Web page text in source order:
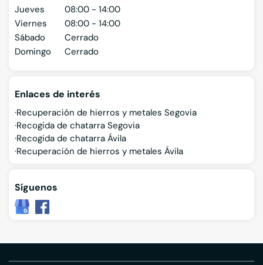
Jueves
08:00 - 14:00
Viernes
08:00 - 14:00
Sábado
Cerrado
Domingo
Cerrado
Enlaces de interés
Recuperación de hierros y metales Segovia
Recogida de chatarra Segovia
Recogida de chatarra Ávila
Recuperación de hierros y metales Ávila
Síguenos